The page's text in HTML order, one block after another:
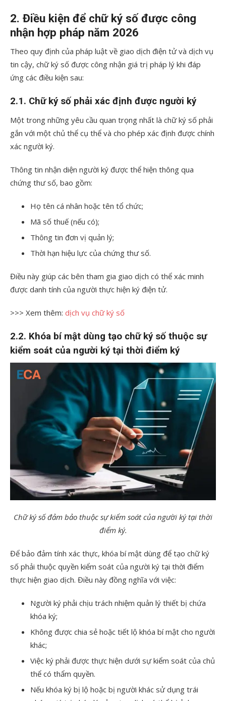
2. Điều kiện để chữ ký số được công
nhận hợp pháp năm 2026
Theo quy định của pháp luật về giao dịch điện tử và dịch vụ
tin cậy, chữ ký số được công nhận giá trị pháp lý khi đáp
ứng các điều kiện sau:
2.1. Chữ ký số phải xác định được người ký
Một trong những yêu cầu quan trọng nhất là chữ ký số phải
gắn với một chủ thể cụ thể và cho phép xác định được chính
xác người ký.
Thông tin nhận diện người ký được thể hiện thông qua
chứng thư số, bao gồm:
Họ tên cá nhân hoặc tên tổ chức;
Mã số thuế (nếu có);
Thông tin đơn vị quản lý;
Thời hạn hiệu lực của chứng thư số.
Điều này giúp các bên tham gia giao dịch có thể xác minh
được danh tính của người thực hiện ký điện tử.
>>> Xem thêm: dịch vụ chữ ký số
2.2. Khóa bí mật dùng tạo chữ ký số thuộc sự
kiểm soát của người ký tại thời điểm ký
Chữ ký số đảm bảo thuộc sự kiểm soát của người ký tại thời
điểm ký.
Để bảo đảm tính xác thực, khóa bí mật dùng để tạo chữ ký
số phải thuộc quyền kiểm soát của người ký tại thời điểm
thực hiện giao dịch. Điều này đồng nghĩa với việc:
Người ký phải chịu trách nhiệm quản lý thiết bị chứa
khóa ký;
Không được chia sẻ hoặc tiết lộ khóa bí mật cho người
khác;
Việc ký phải được thực hiện dưới sự kiểm soát của chủ
thể có thẩm quyền.
Nếu khóa ký bị lộ hoặc bị người khác sử dụng trái